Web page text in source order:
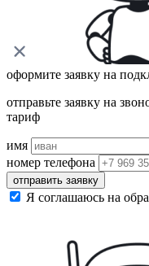
оформите заявку на
отправьте заявку на
тариф
имя
номер телефона
отправить заявку
Я соглашаюсь на